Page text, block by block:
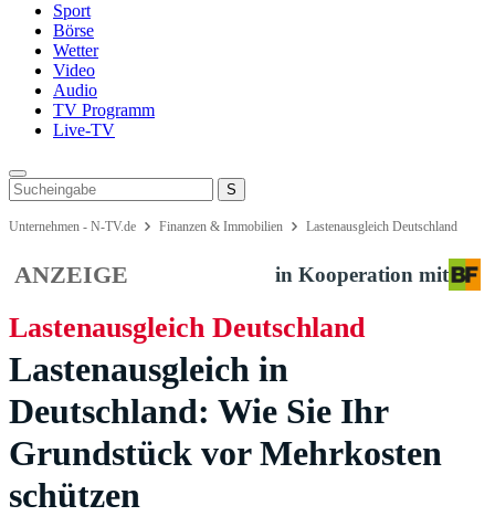
Sport
Börse
Wetter
Video
Audio
TV Programm
Live-TV
Unternehmen - N-TV.de Finanzen & Immobilien Lastenausgleich Deutschland
ANZEIGE in Kooperation mit
Lastenausgleich Deutschland
Lastenausgleich in
Deutschland: Wie Sie Ihr
Grundstück vor Mehrkosten
schützen